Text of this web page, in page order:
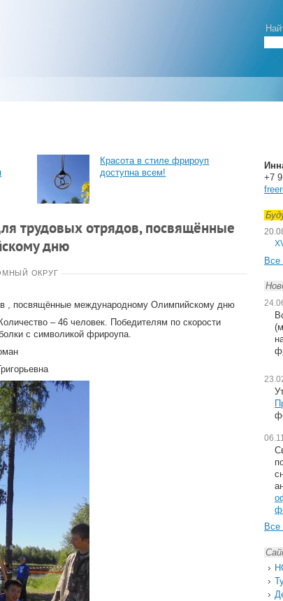
Красота в стиле фрироуп
доступна всем!
трудовых отрядов, посвящённые
дню
ОКРУГ
, посвящённые международному Олимпийскому дню
– 46 человек. Победителям по скорости
с символикой фрироупа.
+7
Все
Все